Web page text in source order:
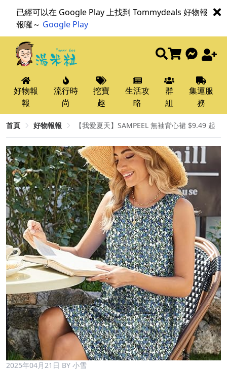
已經可以在 Google Play 上找到 Tommydeals 好物報
報囉～ Google Play
好物報
報
流行時
尚
挖寶
趣
生活攻
略
群
組
集運服
務
首頁 好物報報 【我愛夏天】SAMPEEL 無袖背心裙 $9.49 起 ​
2025年04月21日 BY 小雪